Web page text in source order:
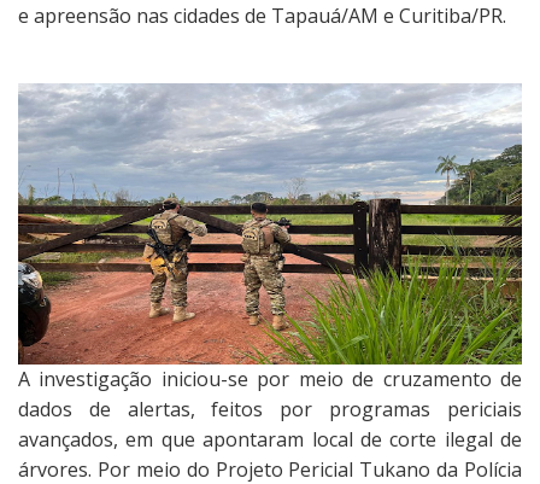
e apreensão nas cidades de Tapauá/AM e Curitiba/PR.
A investigação iniciou-se por meio de cruzamento de
dados de alertas, feitos por programas periciais
avançados, em que apontaram local de corte ilegal de
árvores. Por meio do Projeto Pericial Tukano da Polícia